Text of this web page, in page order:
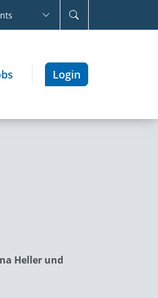
Login
Heller und